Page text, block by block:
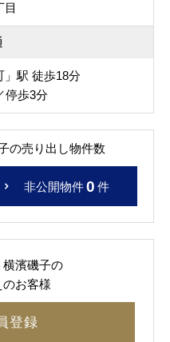
目
」駅 徒歩18分
停歩3分
の売り出し物件数
非公開物件 0 件
横濱磯子の
お客様
登録